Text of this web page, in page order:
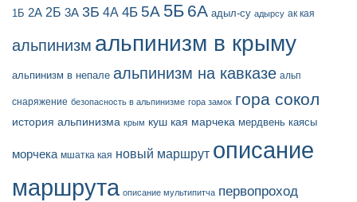
1Б 2А 2Б 3А 3Б 4А 4Б 5А 5Б 6А адыл-су адырсу ак кая
альпинизм альпинизм в крыму
альпинизм в непале альпинизм на кавказе альп
снаряжение безопасность в альпинизме гора замок гора сокол
история альпинизма крым куш кая марчека мердвень каясы
морчека мшатка кая новый маршрут описание
маршрута описание мультипитча первопроход